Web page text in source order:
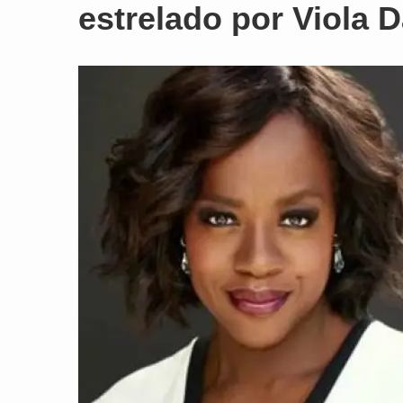
estrelado por Viola